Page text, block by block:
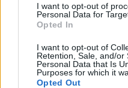
I want to opt-out of
Personal Data for
Opted In
I want to opt-out of
Retention, Sale, and/or
Personal Data that Is
Purposes for which it
Opted Out